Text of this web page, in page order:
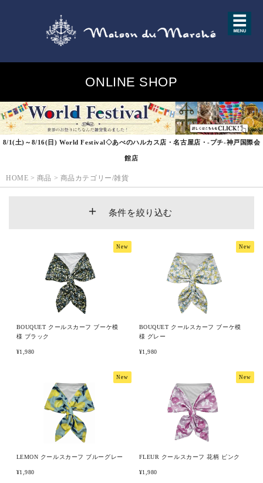
ONLINE SHOP
8/1(土)～8/16(日) World Festival◇あべのハルカス店・名古屋店・-プチ-神戸国際会
館店
HOME > 商品 > 商品カテゴリー/雑貨
条件を絞り込む
商品カテゴリー/家具
商品カテゴリー/雑貨
サイズ
BOUQUET クールスカーフ ブーケ模
様 ブラック
¥1,980
New
BOUQUET クールスカーフ ブーケ模
様 グレー
¥1,980
New
LEMON クールスカーフ ブルーグレー
¥1,980
New
FLEUR クールスカーフ 花柄 ピンク
¥1,980
New